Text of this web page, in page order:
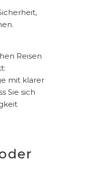
Reisen
mit klarer
Sie sich